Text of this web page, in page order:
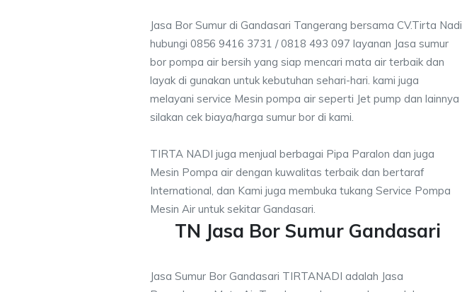
Jasa Bor Sumur di Gandasari Tangerang bersama CV.Tirta Nadi
hubungi 0856 9416 3731 / 0818 493 097 layanan Jasa sumur
bor pompa air bersih yang siap mencari mata air terbaik dan
layak di gunakan untuk kebutuhan sehari-hari. kami juga
melayani service Mesin pompa air seperti Jet pump dan lainnya
silakan cek biaya/harga sumur bor di kami.
TIRTA NADI juga menjual berbagai Pipa Paralon dan juga
Mesin Pompa air dengan kuwalitas terbaik dan bertaraf
International, dan Kami juga membuka tukang Service Pompa
Mesin Air untuk sekitar Gandasari.
TN Jasa Bor Sumur Gandasari
Jasa Sumur Bor Gandasari TIRTANADI adalah Jasa